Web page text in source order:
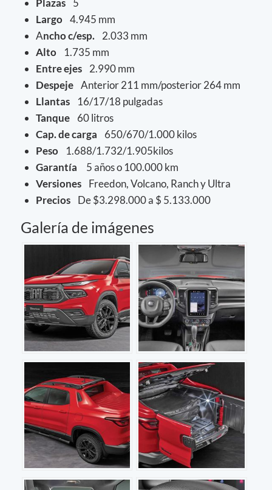
Plazas 5
Largo 4.945 mm
Ancho c/esp. 2.033 mm
Alto 1.735 mm
Entre ejes 2.990 mm
Despeje Anterior 211 mm/posterior 264 mm
Llantas 16/17/18 pulgadas
Tanque 60 litros
Cap. de carga 650/670/1.000 kilos
Peso 1.688/1.732/1.905kilos
Garantía 5 años o 100.000 km
Versiones Freedon, Volcano, Ranch y Ultra
Precios De $3.298.000 a $ 5.133.000
Galería de imágenes